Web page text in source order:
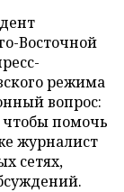
Восточной
режима
вопрос:
помочь
журналист
сетях,